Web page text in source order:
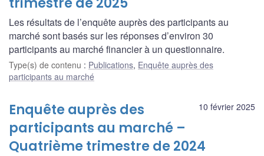
Les résultats de l’enquête auprès des participants au
marché sont basés sur les réponses d’environ 30
participants au marché financier à un questionnaire.
Type(s) de contenu : Publications, Enquête auprès des
participants au marché
10 février 2025
Enquête auprès des
participants au marché –
Quatrième trimestre de 2024